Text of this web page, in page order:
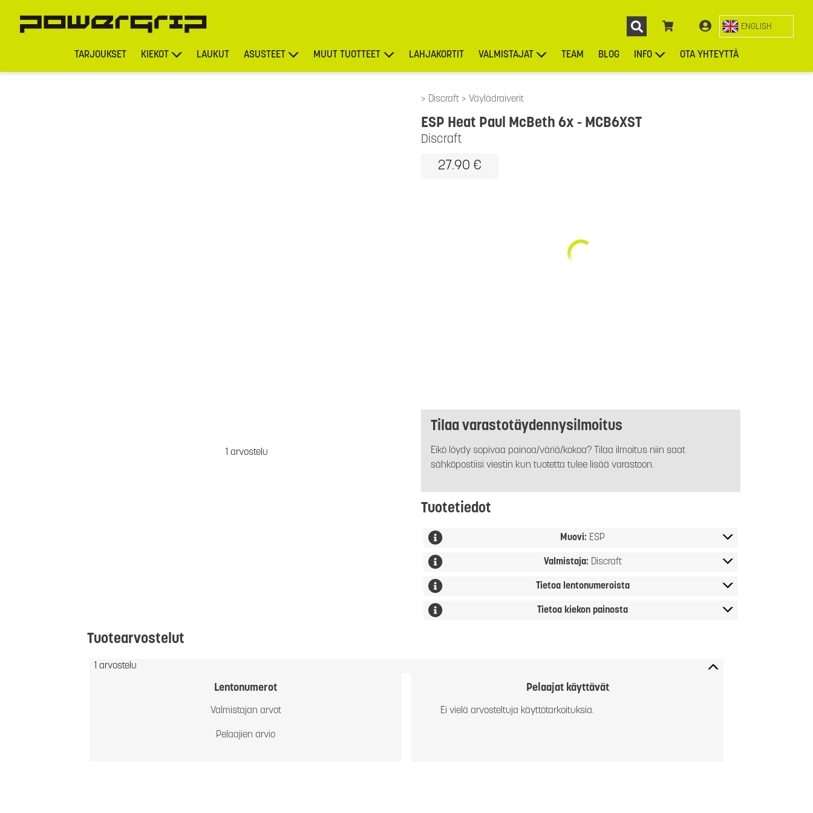
ENGLISH
TARJOUKSET KIEKOT LAUKUT ASUSTEET MUUT TUOTTEET LAHJAKORTIT VALMISTAJAT TEAM BLOG INFO OTA YHTEYTTÄ
Discraft Väylädraiverit
1 arvostelu
Discraft
ESP Heat Paul McBeth 6x - MCB6XST
27.90 €
Tilaa varastotäydennysilmoitus
Eikö löydy sopivaa painoa/väriä/kokoa? Tilaa ilmoitus niin saat
sähköpostiisi viestin kun tuotetta tulee lisää varastoon.
Tuotetiedot
Muovi: ESP
Valmistaja: Discraft
Tietoa lentonumeroista
Tietoa kiekon painosta
Tuotearvostelut
1 arvostelu
Lentonumerot
Valmistajan arvot
Pelaajien arvio
Pelaajat käyttävät
Ei vielä arvosteltuja käyttötarkoituksia.